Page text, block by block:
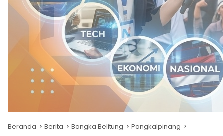
Beranda Berita Bangka Belitung Pangkalpinang